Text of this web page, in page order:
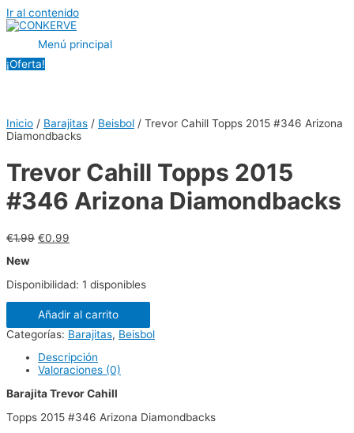
Ir al contenido
Menú principal
¡Oferta!
Inicio / Barajitas / Beisbol / Trevor Cahill Topps 2015 #346 Arizona
Diamondbacks
Trevor Cahill Topps 2015
#346 Arizona Diamondbacks
€1.99 €0.99
New
Disponibilidad: 1 disponibles
Añadir al carrito
Categorías: Barajitas, Beisbol
Descripción
Valoraciones (0)
Barajita Trevor Cahill
Topps 2015 #346 Arizona Diamondbacks